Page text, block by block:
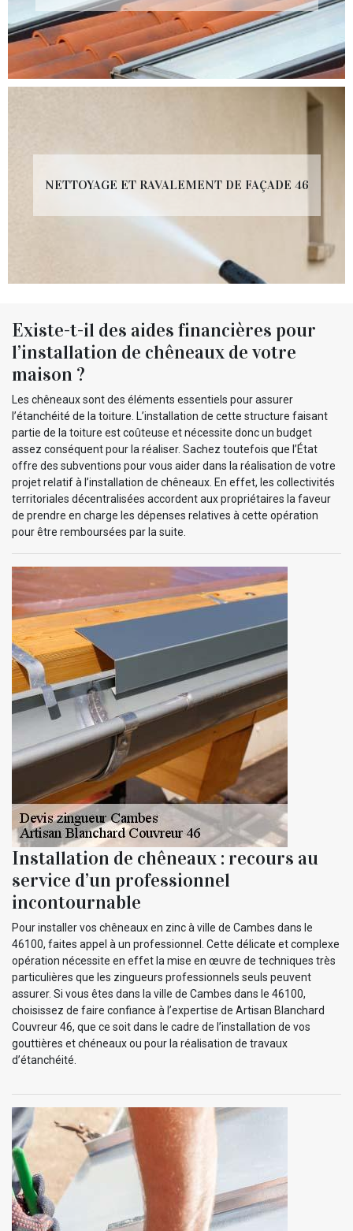
NETTOYAGE ET RAVALEMENT DE FAÇADE 46
Existe-t-il des aides financières pour
l’installation de chêneaux de votre
maison ?
Les chêneaux sont des éléments essentiels pour assurer
l’étanchéité de la toiture. L’installation de cette structure faisant
partie de la toiture est coûteuse et nécessite donc un budget
assez conséquent pour la réaliser. Sachez toutefois que l’État
offre des subventions pour vous aider dans la réalisation de votre
projet relatif à l’installation de chêneaux. En effet, les collectivités
territoriales décentralisées accordent aux propriétaires la faveur
de prendre en charge les dépenses relatives à cette opération
pour être remboursées par la suite.
Installation de chêneaux : recours au
service d’un professionnel
incontournable
Pour installer vos chêneaux en zinc à ville de Cambes dans le
46100, faites appel à un professionnel. Cette délicate et complexe
opération nécessite en effet la mise en œuvre de techniques très
particulières que les zingueurs professionnels seuls peuvent
assurer. Si vous êtes dans la ville de Cambes dans le 46100,
choisissez de faire confiance à l’expertise de Artisan Blanchard
Couvreur 46, que ce soit dans le cadre de l’installation de vos
gouttières et chéneaux ou pour la réalisation de travaux
d’étanchéité.